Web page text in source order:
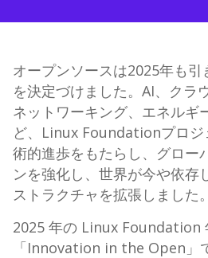
オープンソースは2025年も
を決定づけました。AI、クラ
ネットワーキング、エネルギ
ど、Linux Foundationプロジ
術的進歩をもたらし、グロー
ンを強化し、世界が今や依存
ストラクチャを拡張しました。
2025 年の Linux Foundation
「Innovation in the Open」